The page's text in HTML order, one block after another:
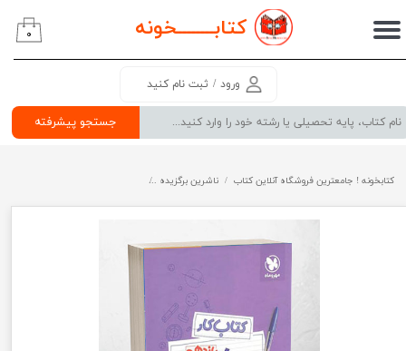
کتابــــــــخونه
جستجو پیشرفته
ورود / ثبت نام کنید
حساب کاربری من
سفارشات
۰
کتابخونه ! جامعترین فروشگاه آنلاین کتاب ناشرین برگزیده